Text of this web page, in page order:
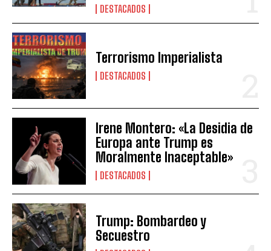
DESTACADOS
Terrorismo Imperialista
DESTACADOS
Irene Montero: «La Desidia de
Europa ante Trump es
Moralmente Inaceptable»
DESTACADOS
Trump: Bombardeo y
Secuestro